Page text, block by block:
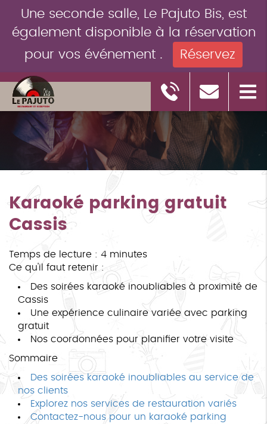
Une seconde salle, Le Pajuto Bis, est
également disponible à la réservation
pour vos événement .
Réservez
Karaoké parking gratuit
Cassis
Temps de lecture : 4 minutes
Ce qu'il faut retenir :
Des soirées karaoké inoubliables à proximité de
Cassis
Une expérience culinaire variée avec parking
gratuit
Nos coordonnées pour planifier votre visite
Sommaire
Des soirées karaoké inoubliables au service de
nos clients
Explorez nos services de restauration variés
Contactez-nous pour un karaoké parking